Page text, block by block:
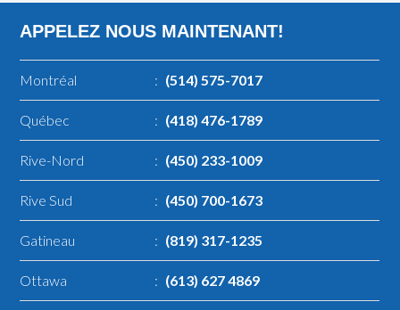
APPELEZ NOUS MAINTENANT!
Montréal : (514) 575-7017
Québec : (418) 476-1789
Rive-Nord : (450) 233-1009
Rive Sud : (450) 700-1673
Gatineau : (819) 317-1235
Ottawa : (613) 627 4869